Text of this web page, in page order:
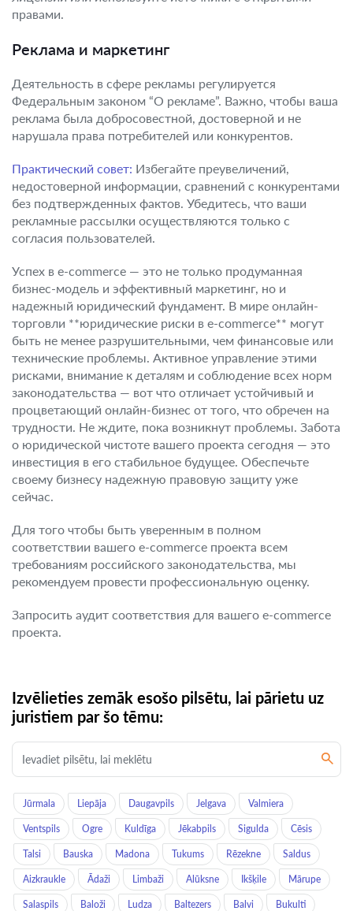
правами.
Реклама и маркетинг
Деятельность в сфере рекламы регулируется
Федеральным законом “О рекламе”. Важно, чтобы ваша
реклама была добросовестной, достоверной и не
нарушала права потребителей или конкурентов.
Практический совет: Избегайте преувеличений,
недостоверной информации, сравнений с конкурентами
без подтвержденных фактов. Убедитесь, что ваши
рекламные рассылки осуществляются только с
согласия пользователей.
Успех в e-commerce — это не только продуманная
бизнес-модель и эффективный маркетинг, но и
надежный юридический фундамент. В мире онлайн-
торговли **юридические риски в e-commerce** могут
быть не менее разрушительными, чем финансовые или
технические проблемы. Активное управление этими
рисками, внимание к деталям и соблюдение всех норм
законодательства — вот что отличает устойчивый и
процветающий онлайн-бизнес от того, что обречен на
трудности. Не ждите, пока возникнут проблемы. Забота
о юридической чистоте вашего проекта сегодня — это
инвестиция в его стабильное будущее. Обеспечьте
своему бизнесу надежную правовую защиту уже
сейчас.
Для того чтобы быть уверенным в полном
соответствии вашего e-commerce проекта всем
требованиям российского законодательства, мы
рекомендуем провести профессиональную оценку.
Запросить аудит соответствия для вашего e-commerce
проекта.
Izvēlieties zemāk esošo pilsētu, lai pārietu uz
juristiem par šo tēmu:
Jūrmala Liepāja Daugavpils Jelgava Valmiera
Ventspils Ogre Kuldīga Jēkabpils Sigulda Cēsis
Talsi Bauska Madona Tukums Rēzekne Saldus
Aizkraukle Ādaži Limbaži Alūksne Ikšķile Mārupe
Salaspils Baloži Ludza Baltezers Balvi Bukulti